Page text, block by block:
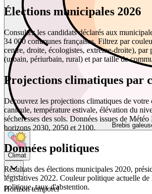
Brebis
Climat
Horizon temporel
Élections municipales 2026
Consultez les candidats déclarés aux
34 000 communes françaises. Filtrez par
centre, droite, écologistes, extrême-droite),
(urbain, périurbain, rural) et par taille de
Projections climatiques par
Découvrez les projections climatiques de votre
canicule, température estivale, élévation du
sécheresses des sols. Données issues de
horizons 2030, 2050 et 2100.
Données politiques
Résultats des élections municipales 2020,
législatives 2022. Couleur politique actuelle de
politique, taux d'abstention.